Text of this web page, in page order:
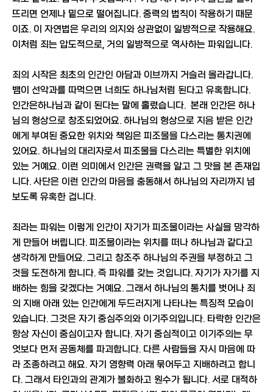
뜨리면 언제나 밑으로 떨어집니다. 중력의 법칙이 작용하기 때문
이죠. 이 자연법은 우리의 의지와 상관없이 일방적으로 작용해요.
이처럼 죄는 압도적으로, 거의 일방적으로 역사하는 파워입니다.
죄의 시작은 최초의 인간인 아담과 이브까지 거슬러 올라갑니다.
뱀이 선악과를 따먹으면 너희도 하나님처럼 된다고 유혹합니다.
인간은하나님과 같이 된다는 말에 홀렸습니다. 본래 인간은 하나
님의 형상으로 창조되었어요. 하나님의 형상으로 지음 받은 인간
에게 부여된 중요한 위치와 책임은 피조물을 다스리는 통치권에
있어요. 하나님의 대리자로서 피조물을 다스리는 특별한 위치에
있는 거예요. 이런 의미에서 인간은 권력을 알고 그 맛을 본 존재입
니다. 사단은 이런 인간의 마음을 충동해서 하나님의 자리까지 넘
보도록 유혹한 겁니다.
죄라는 파워는 이렇게 인간이 자기가 피조물이라는 사실을 망각하
게 만들어 버립니다. 피조물이라는 위치를 떠나 하나님과 같다고
생각하게 만들어요. 그리고 창조주 하나님의 주권을 부정하고 그
것을 도전하게 합니다. 즉 파워를 갖는 것입니다. 자기가 자기를 지
배하는 힘을 갖겠다는 거예요. 그래서 하나님의 통치를 벗어나 죄
의 지배 아래 있는 인간에게 두드러지게 나타나는 특징적 모습이
있습니다. 그것은 자기 중심주의와 이기주의입니다. 타락한 인간은
항상 자신이 중심이고자 합니다. 자기 중심적이고 이기주의는 무
엇보다 먼저 공동체를 파괴합니다. 다른 사람들을 자시 마음에 따
라 조종하려고 해요. 자기 영향력 아래 묶어두고 지배하려고 합니
다. 그래서 타인과의 관계가 불화하고 원수가 됩니다. 서로 대적하